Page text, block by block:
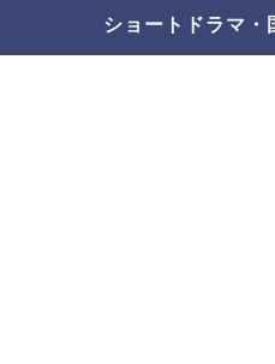
ショートドラマ・